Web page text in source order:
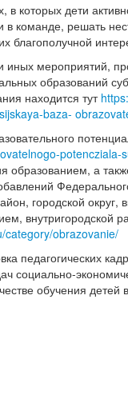
которых дети
команде, решать
благополучной
иных мероприятий,
образований
находится тут
baza-
potencziala-
образованием, а
городской округ,
внутригородской
category/obrazovanie/
педагогических
социально-
обучения детей